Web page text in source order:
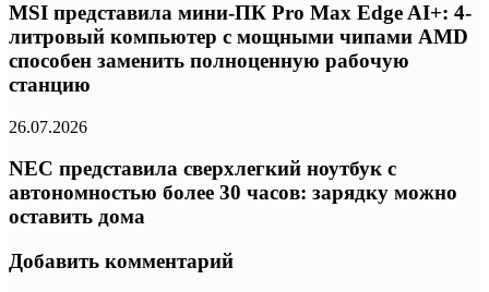
MSI представила мини-ПК Pro Max Edge AI+: 4-
литровый компьютер с мощными чипами AMD
способен заменить полноценную рабочую
станцию
26.07.2026
NEC представила сверхлегкий ноутбук с
автономностью более 30 часов: зарядку можно
оставить дома
Добавить комментарий